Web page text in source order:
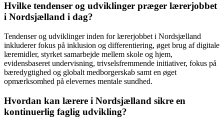
Hvilke tendenser og udviklinger præger lærerjobbet
i Nordsjælland i dag?
Tendenser og udviklinger inden for lærerjobbet i Nordsjælland
inkluderer fokus på inklusion og differentiering, øget brug af digitale
læremidler, styrket samarbejde mellem skole og hjem,
evidensbaseret undervisning, trivselsfremmende initiativer, fokus på
bæredygtighed og globalt medborgerskab samt en øget
opmærksomhed på elevernes mentale sundhed.
Hvordan kan lærere i Nordsjælland sikre en
kontinuerlig faglig udvikling?